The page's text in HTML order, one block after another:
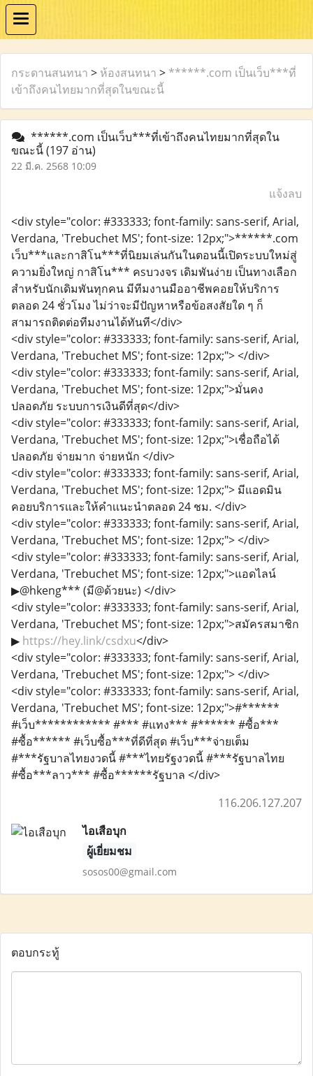
กระดานสนทนา > ห้องสนทนา > ******.com เป็นเว็บ***ที่
เข้าถึงคนไทยมากที่สุดในขณะนี้
******.com เป็นเว็บ***ที่เข้าถึงคนไทยมากที่สุดใน
ขณะนี้(197 อ่าน)
22 มี.ค. 2568 10:09
แจ้งลบ
<div style="color: #333333; font-family: sans-serif, Arial,
Verdana, 'Trebuchet MS'; font-size: 12px;">******.com
เว็บ***เเละกาสิโน***ที่นิยมเล่นกันในตอนนี้เปิดระบบใหม่สู่
ความยิ่งใหญ่ กาสิโน*** คsบวงจร เดิมพันง่าย เป็นทางเลือก
สำหรับนักเดิมพันทุกคน มีทีมงานมืออาชีพคอยให้บริการ
ตลอด 24 ชั่วโมง ไม่ว่าจะมีปัญหาหรือข้อสงสัยใด ๆ ก็
สามารถติดต่อทีมงานได้ทันที</div>
<div style="color: #333333; font-family: sans-serif, Arial,
Verdana, 'Trebuchet MS'; font-size: 12px;"> </div>
<div style="color: #333333; font-family: sans-serif, Arial,
Verdana, 'Trebuchet MS'; font-size: 12px;">มั่นคง
ปลอดภัย ระบบการเงินดีที่สุด</div>
<div style="color: #333333; font-family: sans-serif, Arial,
Verdana, 'Trebuchet MS'; font-size: 12px;">เชื่อถือได้
ปลอดภัย จ่ายมาก จ่ายหนัก </div>
<div style="color: #333333; font-family: sans-serif, Arial,
Verdana, 'Trebuchet MS'; font-size: 12px;"> มีแอดมิน
คอยบริการเเละให้คำเเนะนำตลอด 24 ชม. </div>
<div style="color: #333333; font-family: sans-serif, Arial,
Verdana, 'Trebuchet MS'; font-size: 12px;"> </div>
<div style="color: #333333; font-family: sans-serif, Arial,
Verdana, 'Trebuchet MS'; font-size: 12px;">แอดไลน์
▶@hkeng*** (มี@ด้วยนะ) </div>
<div style="color: #333333; font-family: sans-serif, Arial,
Verdana, 'Trebuchet MS'; font-size: 12px;">สมัครสมาชิก
▶ https://hey.link/csdxu</div>
<div style="color: #333333; font-family: sans-serif, Arial,
Verdana, 'Trebuchet MS'; font-size: 12px;"> </div>
<div style="color: #333333; font-family: sans-serif, Arial,
Verdana, 'Trebuchet MS'; font-size: 12px;">#******
#เว็บ************ #*** #แทง*** #****** #ซื้อ***
#ซื้อ****** #เว็บซื้อ***ที่ดีที่สุด #เว็บ***จ่ายเต็ม
#***รัฐบาลไทยงวดนี้ #***ไทยรัฐงวดนี้ #***รัฐบาลไทย
#ซื้อ***ลาว*** #ซื้อ******รัฐบาล </div>
116.206.127.207
ไอเสือบุก
ผู้เยี่ยมชม
sosos00@gmail.com
ตอบกระทู้